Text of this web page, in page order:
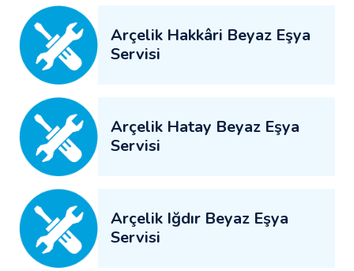
Arçelik Hakkâri Beyaz Eşya
Servisi
Arçelik Hatay Beyaz Eşya
Servisi
Arçelik Iğdır Beyaz Eşya
Servisi